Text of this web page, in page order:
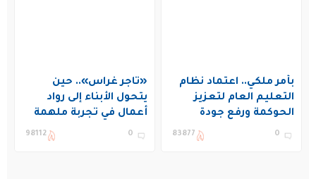
بأمر ملكي.. اعتماد نظام
التعليم العام لتعزيز
الحوكمة ورفع جودة
التعليم في المملكة
0
83877
«تاجر غراس».. حين
يتحول الأبناء إلى رواد
أعمال في تجربة ملهمة
بنادي غراس الصيفي
0
98112